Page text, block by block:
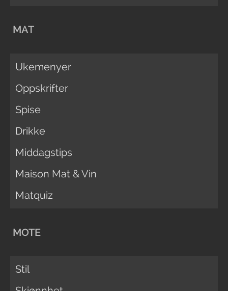
MAT
Ukemenyer
Oppskrifter
Spise
Drikke
Middagstips
Maison Mat & Vin
Matquiz
MOTE
Stil